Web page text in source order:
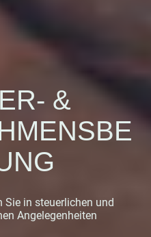
&
Sie in steuerlichen und
Angelegenheiten